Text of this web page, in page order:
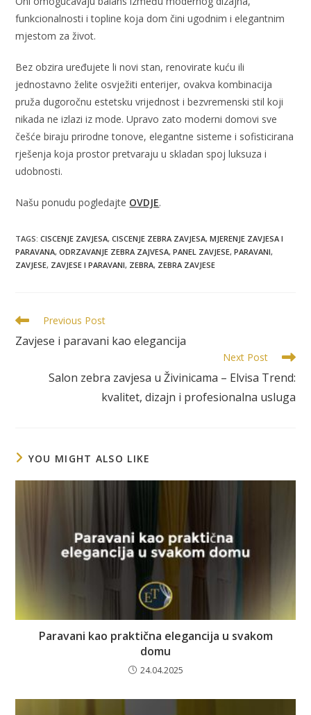
funkcionalnosti i topline koja dom čini ugodnim i elegantnim
mjestom za život.
Bez obzira uređujete li novi stan, renovirate kuću ili
jednostavno želite osvježiti enterijer, ovakva kombinacija
pruža dugoročnu estetsku vrijednost i bezvremenski stil koji
nikada ne izlazi iz mode. Upravo zato moderni domovi sve
češće biraju prirodne tonove, elegantne sisteme i sofisticirana
rješenja koja prostor pretvaraju u skladan spoj luksuza i
udobnosti.
Našu ponudu pogledajte OVDJE.
TAGS:CISCENJE ZAVJESA, CISCENJE ZEBRA ZAVJESA, MJERENJE ZAVJESA I
PARAVANA, ODRZAVANJE ZEBRA ZAJVESA, PANEL ZAVJESE, PARAVANI,
ZAVJESE, ZAVJESE I PARAVANI, ZEBRA, ZEBRA ZAVJESE
Previous Post
Zavjese i paravani kao elegancija
Next Post
Salon zebra zavjesa u Živinicama – Elvisa Trend:
kvalitet, dizajn i profesionalna usluga
YOU MIGHT ALSO LIKE
Paravani kao praktična elegancija u svakom
domu
24.04.2025